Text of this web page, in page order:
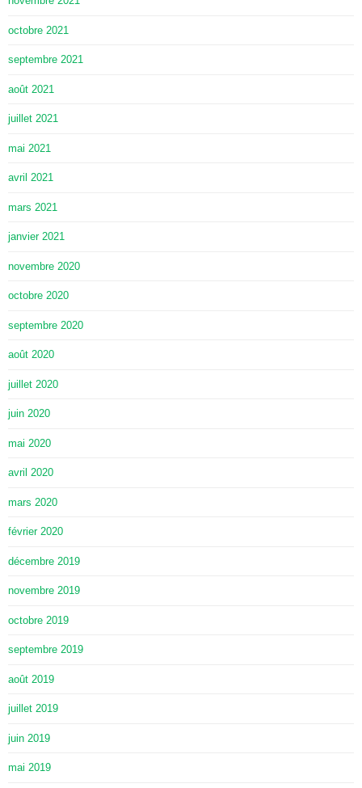
octobre 2021
septembre 2021
août 2021
juillet 2021
mai 2021
avril 2021
mars 2021
janvier 2021
novembre 2020
octobre 2020
septembre 2020
août 2020
juillet 2020
juin 2020
mai 2020
avril 2020
mars 2020
février 2020
décembre 2019
novembre 2019
octobre 2019
septembre 2019
août 2019
juillet 2019
juin 2019
mai 2019